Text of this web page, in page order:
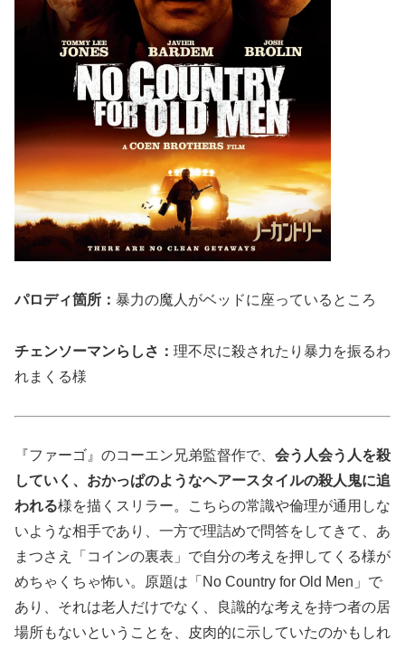
パロディ箇所： 暴力の魔人がベッドに座っているところ
チェンソーマンらしさ： 理不尽に殺されたり暴力を振るわ
れまくる様
『ファーゴ』のコーエン兄弟監督作で、 会う人会う人を殺
していく、おかっぱのようなヘアースタイルの殺人鬼に追
われる様を描くスリラー。こちらの常識や倫理が通用しな
いような相手であり、一方で理詰めで問答をしてきて、あ
まつさえ「コインの裏表」で自分の考えを押してくる様が
めちゃくちゃ怖い。原題は「No Country for Old Men」で
あり、それは老人だけでなく、良識的な考えを持つ者の居
場所もないということを、皮肉的に示していたのかもしれ